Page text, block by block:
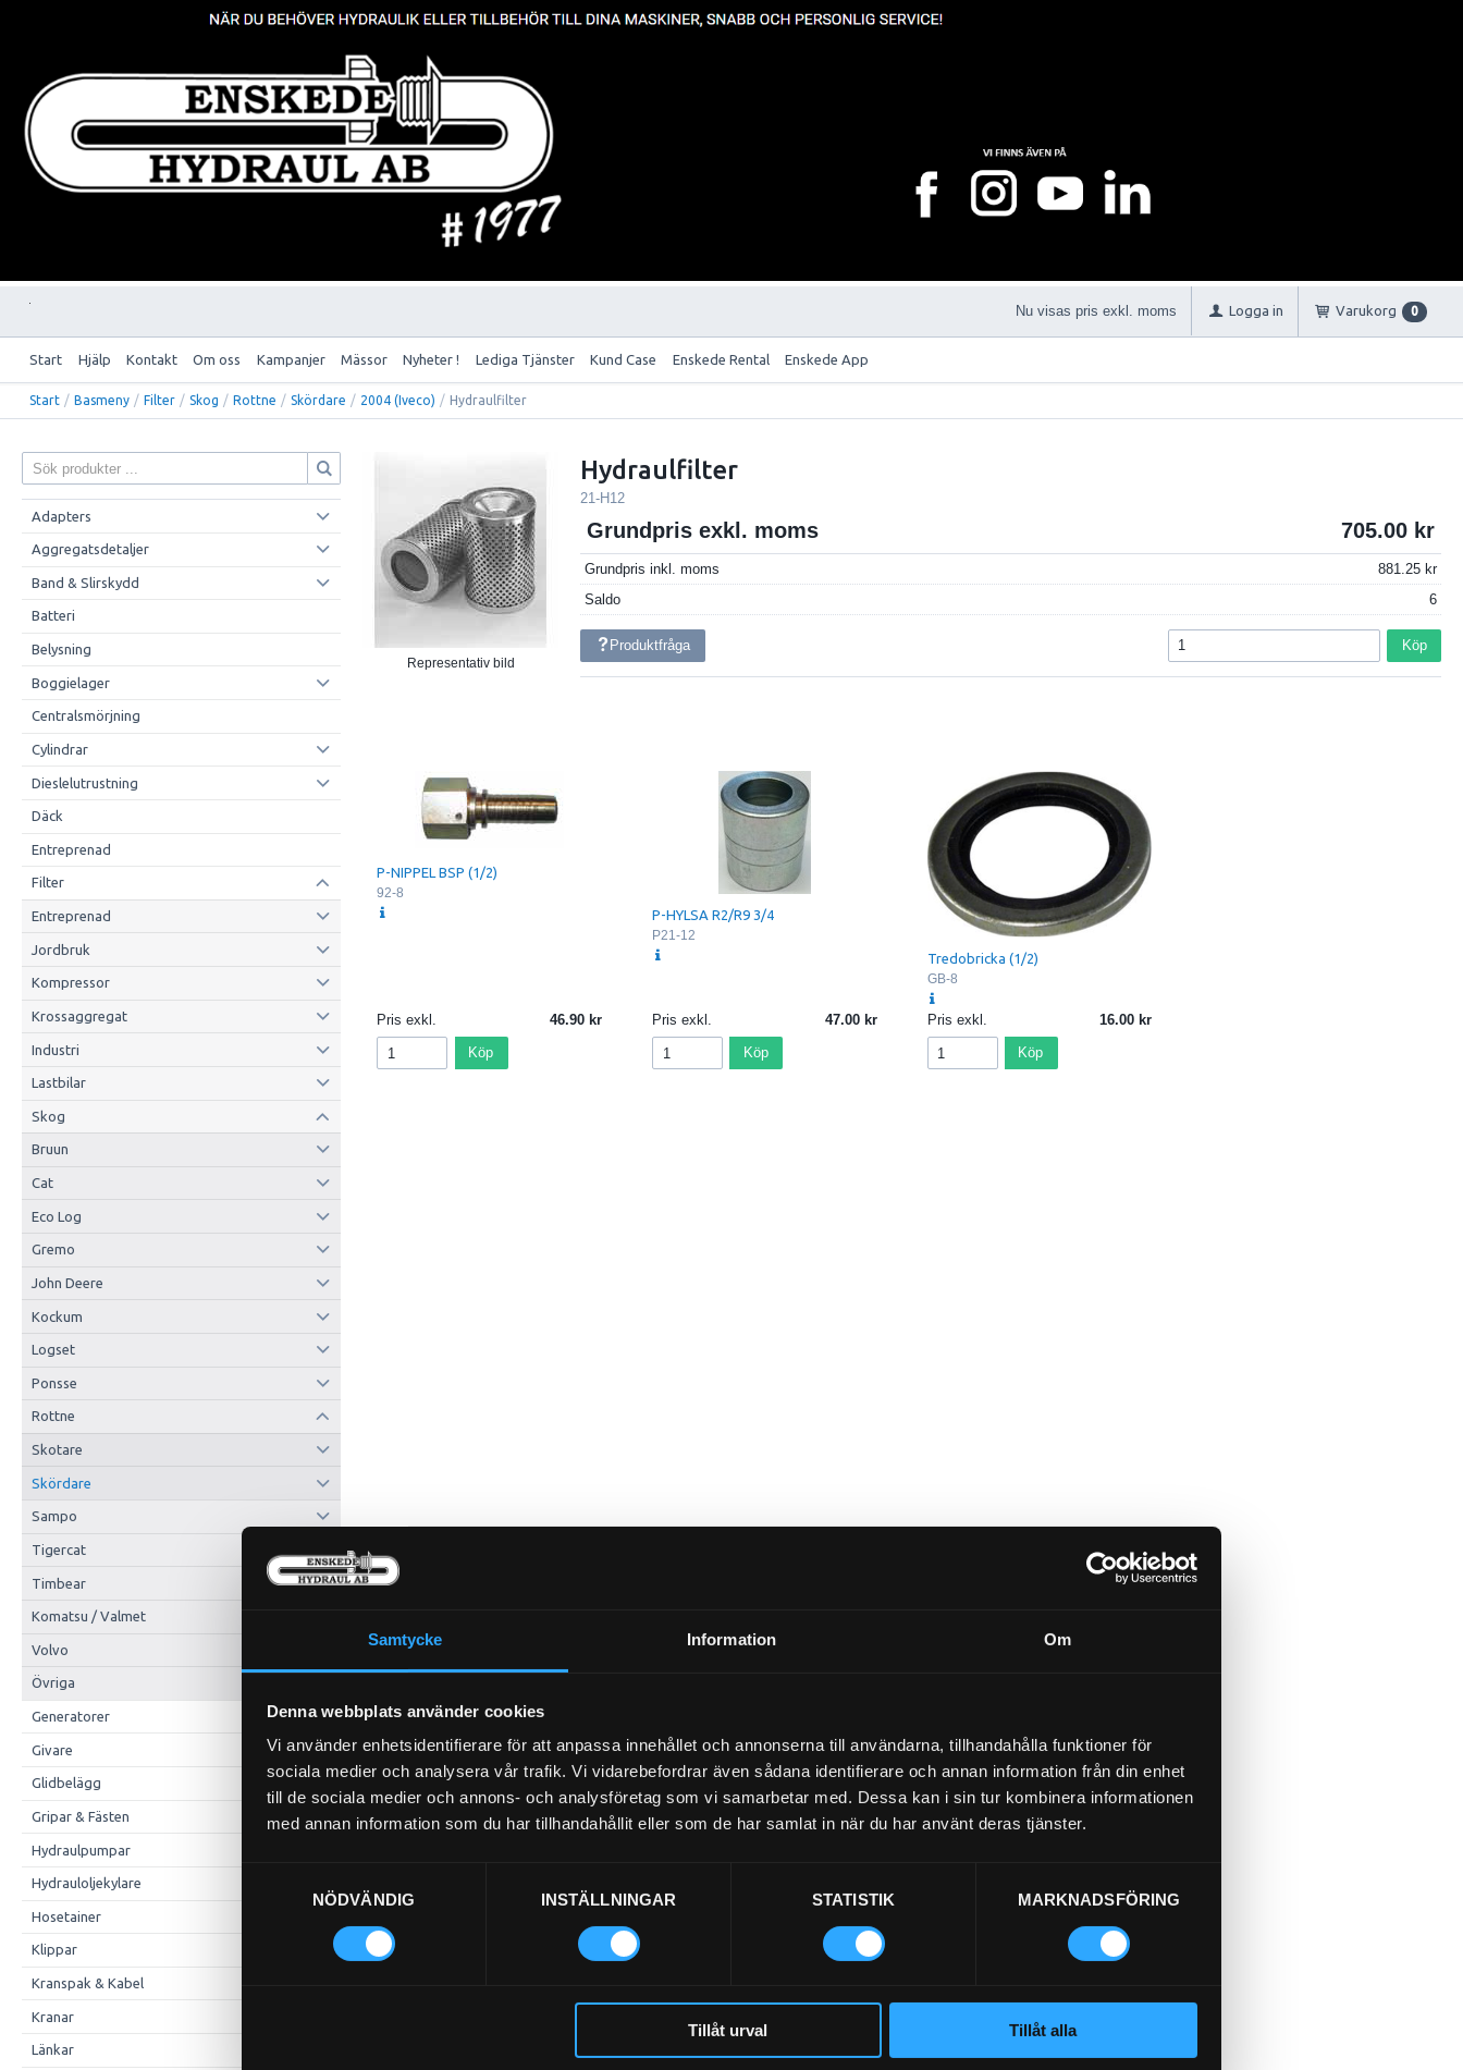
Samtycke Information Om
Denna webbplats använder cookies
Vi använder enhetsidentifierare för att anpassa innehållet och annonserna till användarna, tillhandahålla funktioner för
sociala medier och analysera vår trafik. Vi vidarebefordrar även sådana identifierare och annan information från din enhet
till de sociala medier och annons- och analysföretag som vi samarbetar med. Dessa kan i sin tur kombinera informationen
med annan information som du har tillhandahållit eller som de har samlat in när du har använt deras tjänster.
NÖDVÄNDIG
INSTÄLLNINGAR STATISTIK MARKNADSFÖRING
Tillåt urval Tillåt alla
Nu visas pris exkl. moms Logga in Varukorg 0
Start Hjälp Kontakt Om oss Kampanjer Mässor Nyheter ! Lediga Tjänster Kund Case Enskede Rental Enskede App
Start / Basmeny / Filter / Skog / Rottne / Skördare / 2004 (Iveco) / Hydraulfilter
Adapters
Aggregatsdetaljer
Band & Slirskydd
Batteri
Belysning
Boggielager
Centralsmörjning
Cylindrar
Dieslelutrustning
Däck
Entreprenad
Filter
Entreprenad
Jordbruk
Kompressor
Krossaggregat
Industri
Lastbilar
Skog
Bruun
Cat
Eco Log
Gremo
John Deere
Kockum
Logset
Ponsse
Rottne
Skotare
Skördare
Sampo
Tigercat
Timbear
Komatsu / Valmet
Volvo
Övriga
Generatorer
Givare
Glidbelägg
Gripar & Fästen
Hydraulpumpar
Hydrauloljekylare
Hosetainer
Klippar
Kranspak & Kabel
Kranar
Länkar
Representativ bild
Hydraulfilter
21-H12
Grundpris exkl. moms 705.00
Grundpris inkl. moms
881.25
Saldo
6
Produktfråga Köp
P-NIPPEL BSP (1/2)
92-8
Pris exkl. 46.90
Köp
P-HYLSA R2/R9 3/4
P21-12
Pris exkl. 47.00
Köp
Tredobricka (1/2)
GB-8
Pris exkl. 16.00
Köp